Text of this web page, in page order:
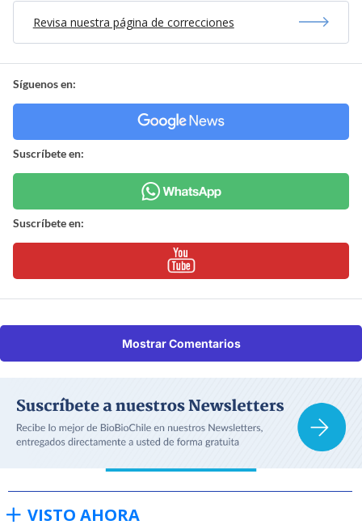
Revisa nuestra página de correcciones
Síguenos en:
Suscríbete en:
Suscríbete en:
Mostrar Comentarios
VISTO AHORA